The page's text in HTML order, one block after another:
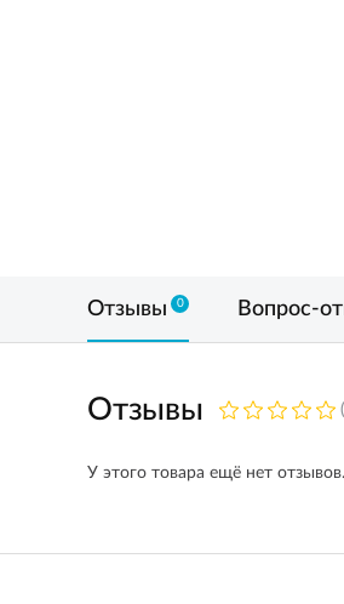
Отзывы 0 Вопрос-
Отзывы
У этого товара ещё нет